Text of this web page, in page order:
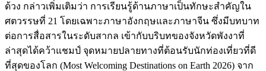
ด้วง กล่าวเพิ่มเติมว่า การเรียนรู้ด้านภาษาเป็นทักษะสำคัญใน
ศตวรรษที่ 21 โดยเฉพาะภาษาอังกฤษและภาษาจีน ซึ่งมีบทบาท
ต่อการสื่อสารในระดับสากล เข้ากับบริบทของจังหวัดพังงาที่
ล่าสุดได้คว้าแชมป์ จุดหมายปลายทางที่ต้อนรับนักท่องเที่ยวที่ดี
ที่สุดของโลก (Most Welcoming Destinations on Earth 2026) จาก